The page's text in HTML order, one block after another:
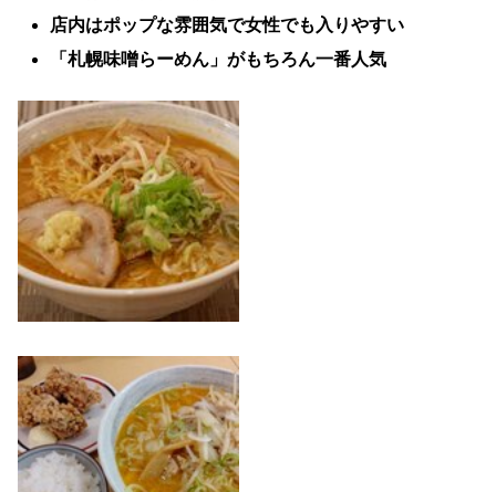
店内はポップな雰囲気で女性でも入りやすい
「札幌味噌らーめん」がもちろん一番人気